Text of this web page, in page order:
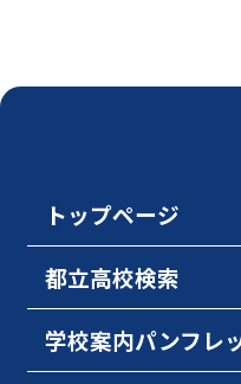
トップページ
都立高校検索
学校案内パンフレ